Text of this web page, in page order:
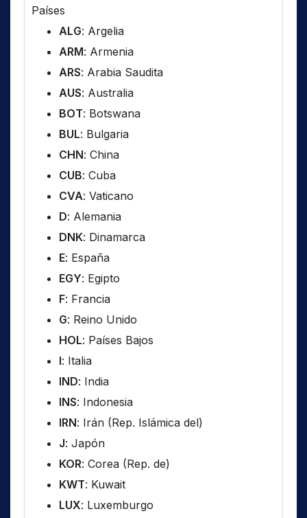
Países
ALG: Argelia
ARM: Armenia
ARS: Arabia Saudita
AUS: Australia
BOT: Botswana
BUL: Bulgaria
CHN: China
CUB: Cuba
CVA: Vaticano
D: Alemania
DNK: Dinamarca
E: España
EGY: Egipto
F: Francia
G: Reino Unido
HOL: Países Bajos
I: Italia
IND: India
INS: Indonesia
IRN: Irán (Rep. Islámica del)
J: Japón
KOR: Corea (Rep. de)
KWT: Kuwait
LUX: Luxemburgo